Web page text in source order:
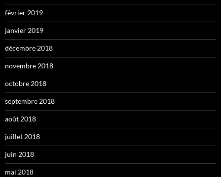
février 2019
janvier 2019
décembre 2018
novembre 2018
octobre 2018
septembre 2018
août 2018
juillet 2018
juin 2018
mai 2018